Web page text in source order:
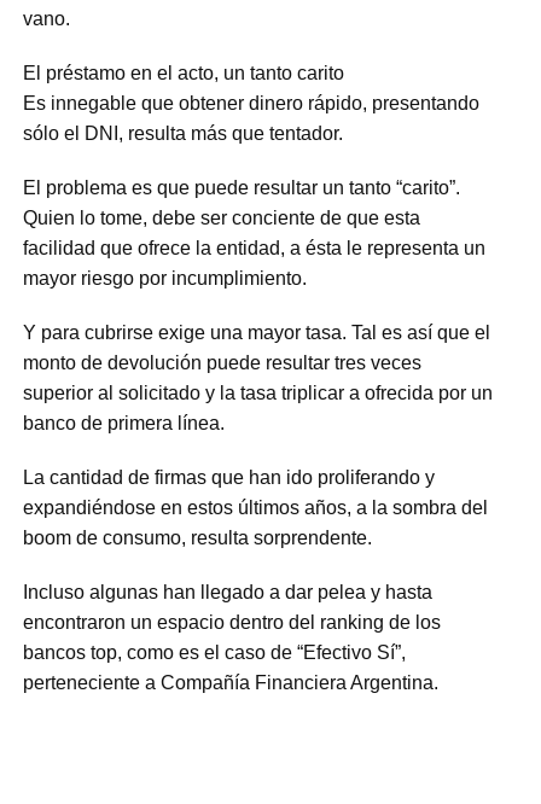
vano.
El préstamo en el acto, un tanto carito
Es innegable que obtener dinero rápido, presentando
sólo el DNI, resulta más que tentador.
El problema es que puede resultar un tanto “carito”.
Quien lo tome, debe ser conciente de que esta
facilidad que ofrece la entidad, a ésta le representa un
mayor riesgo por incumplimiento.
Y para cubrirse exige una mayor tasa. Tal es así que el
monto de devolución puede resultar tres veces
superior al solicitado y la tasa triplicar a ofrecida por un
banco de primera línea.
La cantidad de firmas que han ido proliferando y
expandiéndose en estos últimos años, a la sombra del
boom de consumo, resulta sorprendente.
Incluso algunas han llegado a dar pelea y hasta
encontraron un espacio dentro del ranking de los
bancos top, como es el caso de “Efectivo Sí”,
perteneciente a Compañía Financiera Argentina.